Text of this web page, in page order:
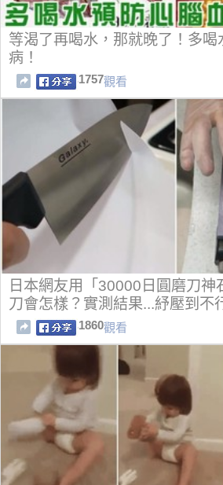
等渴了再喝水，那就晚了！多
病！
1757觀看
日本網友用「30000日圓磨刀神
刀會怎樣？實測結果...紓壓到不
1860觀看